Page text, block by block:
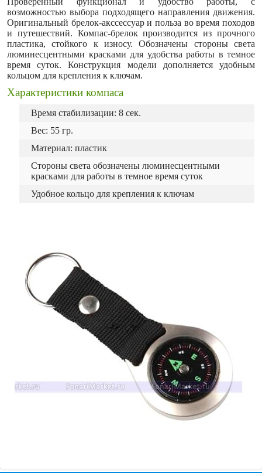
возможностью выбора подходящего направления движения.
Оригинальный брелок-акссессуар и польза во время походов
и путешествий. Компас-брелок производится из прочного
пластика, стойкого к износу. Обозначены стороны света
люминесцентными красками для удобства работы в темное
время суток. Конструкция модели дополняется удобным
кольцом для крепления к ключам.
Характеристики компаса
Время стабилизации: 8 сек.
Вес: 55 гр.
Материал: пластик
Стороны света обозначены люминесцентными
красками для работы в темное время суток
Удобное кольцо для крепления к ключам